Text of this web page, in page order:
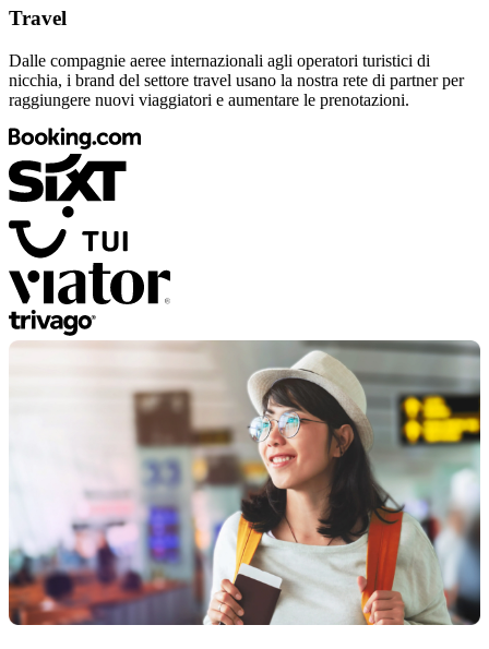
Travel
Dalle compagnie aeree internazionali agli operatori turistici di
nicchia, i brand del settore travel usano la nostra rete di partner per
raggiungere nuovi viaggiatori e aumentare le prenotazioni.